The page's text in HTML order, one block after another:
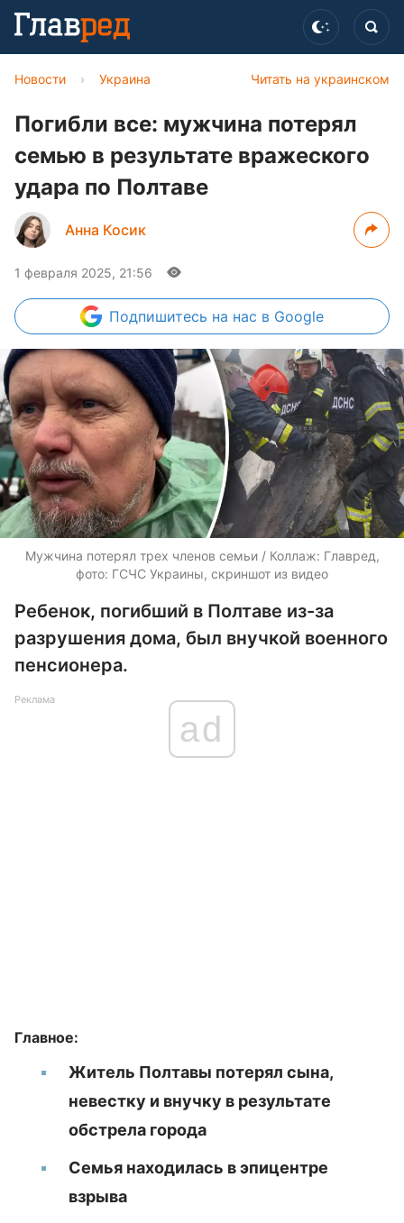
Читать на украинском
Новости › Украина
Погибли все: мужчина потерял
семью в результате вражеского
удара по Полтаве
Анна Косик
1 февраля 2025, 21:56
Подпишитесь на нас в Google
Мужчина потерял трех членов семьи / Коллаж: Главред,
фото: ГСЧС Украины, скриншот из видео
Ребенок, погибший в Полтаве из-за
разрушения дома, был внучкой военного
пенсионера.
Реклама
ad
Главное:
Житель Полтавы потерял сына,
невестку и внучку в результате
обстрела города
Семья находилась в эпицентре
взрыва